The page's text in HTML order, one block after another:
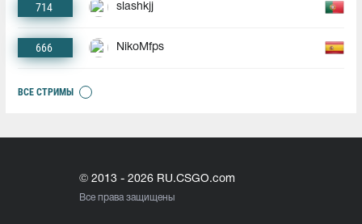
714 slashkjj
666 NikoMfps
ВСЕ СТРИМЫ
© 2013 - 2026 RU.CSGO.com
Все права защищены